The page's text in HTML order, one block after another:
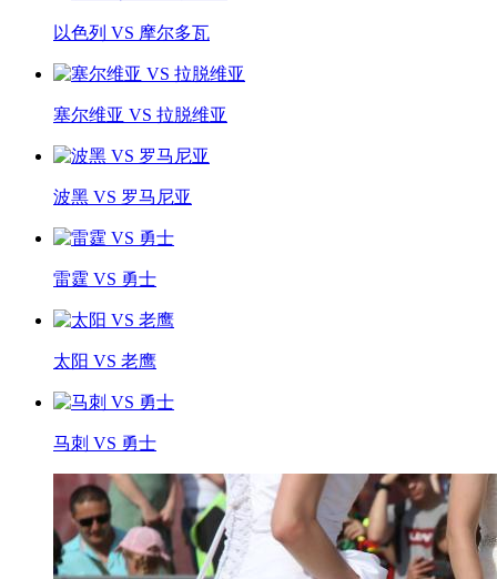
以色列 VS 摩尔多瓦
塞尔维亚 VS 拉脱维亚
波黑 VS 罗马尼亚
雷霆 VS 勇士
太阳 VS 老鹰
马刺 VS 勇士